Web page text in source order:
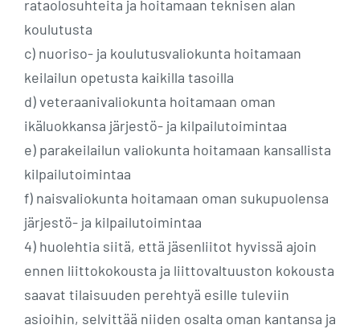
rataolosuhteita ja hoitamaan teknisen alan
koulutusta
c) nuoriso- ja koulutusvaliokunta hoitamaan
keilailun opetusta kaikilla tasoilla
d) veteraanivaliokunta hoitamaan oman
ikäluokkansa järjestö- ja kilpailutoimintaa
e) parakeilailun valiokunta hoitamaan kansallista
kilpailutoimintaa
f) naisvaliokunta hoitamaan oman sukupuolensa
järjestö- ja kilpailutoimintaa
4) huolehtia siitä, että jäsenliitot hyvissä ajoin
ennen liittokokousta ja liittovaltuuston kokousta
saavat tilaisuuden perehtyä esille tuleviin
asioihin, selvittää niiden osalta oman kantansa ja